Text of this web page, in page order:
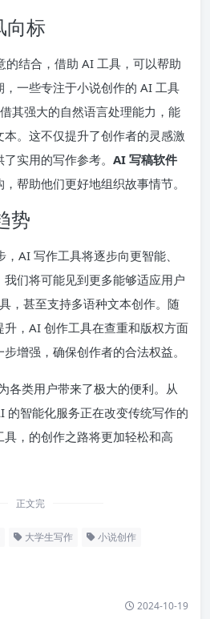
向标
的结合，借助 AI 工具，可以帮助
一些专注于小说创作的 AI 工具
借其强大的自然语言处理能力，能
。这不仅提升了创作者的灵感激
实用的写作参考。 AI 写稿软件
帮助他们更好地组织故事情节。
势
AI 写作工具将逐步向更智能、
们将可能见到更多能够适应用户
，甚至支持多语种文本创作。随
，AI 创作工具在查重和版权方面
增强，确保创作者的合法权益。
各类用户带来了极大的便利。从
的智能化服务正在改变传统写作的
，的创作之路将更加轻松和高
正文完
大学生写作 小说创作
2024-10-19